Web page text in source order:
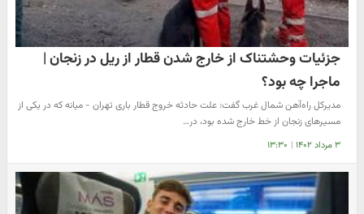
جزئیات وحشتناک از خارج شدن قطار از ریل در زنجان |
ماجرا چه بود؟
مدیرکل راه‌آهن شمال‌ غرب گفت: علت حادثه خروج قطار باری تهران - میانه که در یکی از
مسیرهای زنجان از خط خارج شده بود، در…
۳ مرداد ۱۴۰۲ | ۱۳:۳۰